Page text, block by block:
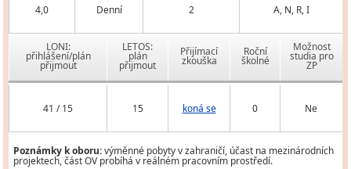
4,0 Denní 2 A, N, R, I
LONI:
přihlášení/plán
přijmout
LETOS:
plán
přijmout
Přijímací
zkouška
Roční
školné
Možnost
studia pro
ZP
41 / 15 15 koná se 0 Ne
Poznámky k oboru:výměnné pobyty v zahraničí, účast na mezinárodních
projektech, část OV probíhá v reálném pracovním prostředí.